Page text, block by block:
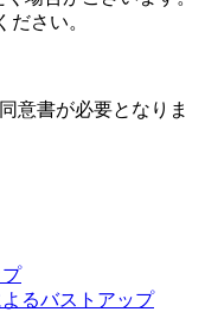
さい。
意書が必要となりま
るバストアップ